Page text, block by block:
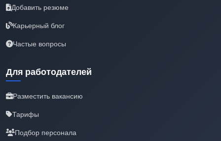
Добавить резюме
Карьерный блог
Частые вопросы
Для работодателей
Разместить вакансию
Тарифы
Подбор персонала